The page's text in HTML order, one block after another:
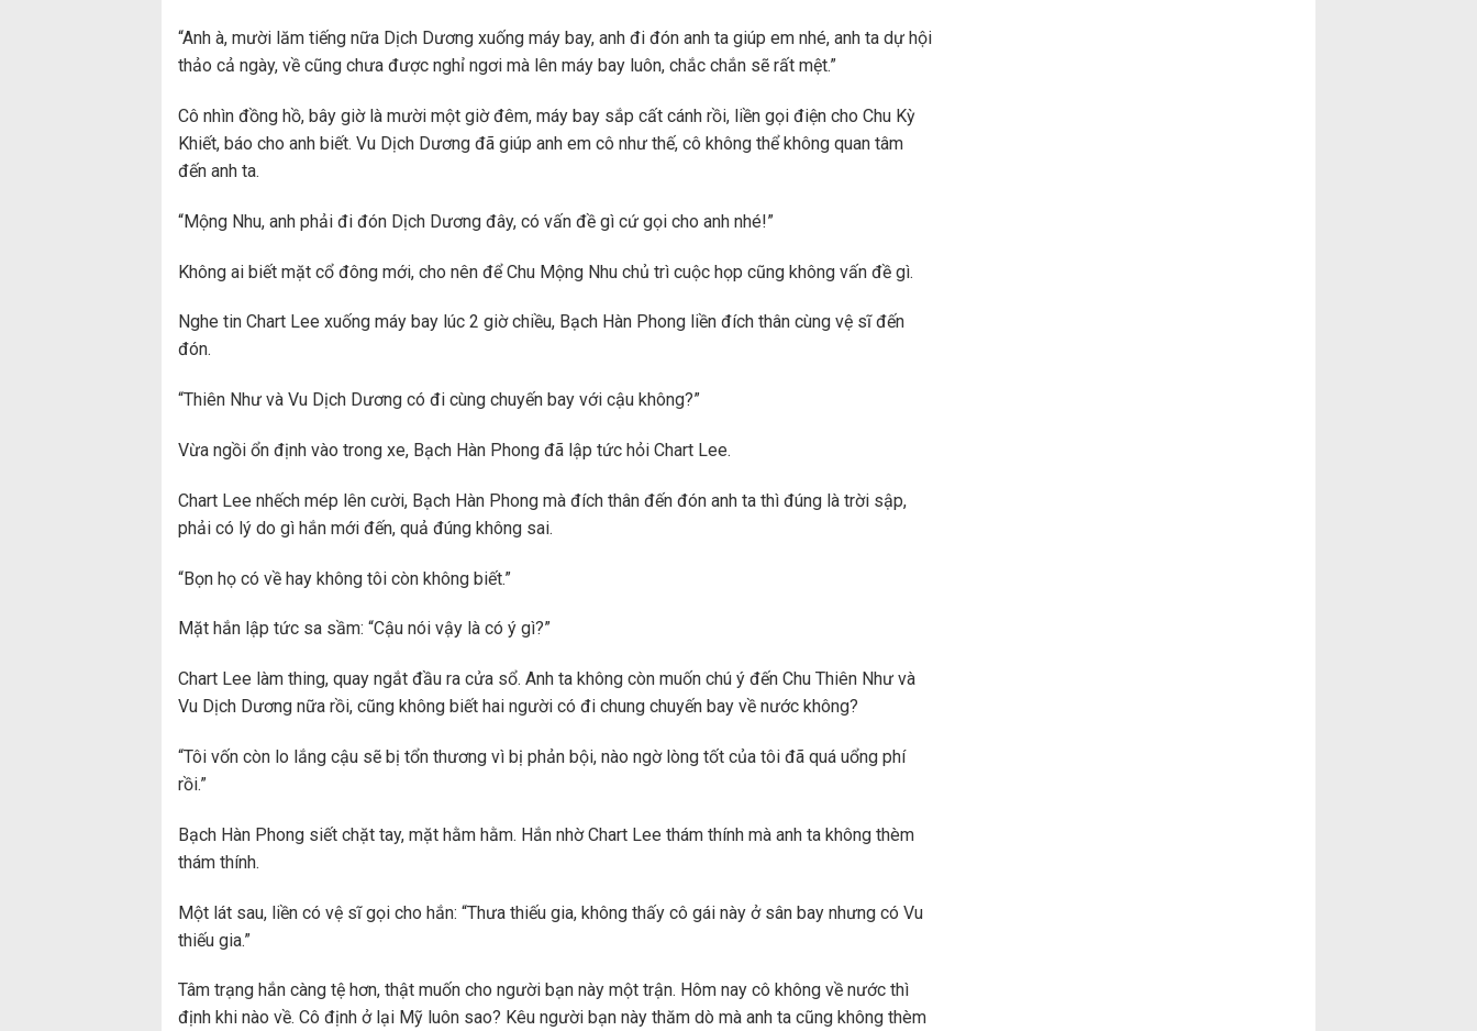
“Anh à, mười lăm tiếng nữa Dịch Dương xuống máy bay, anh đi đón anh ta giúp em nhé, anh ta dự hội
thảo cả ngày, về cũng chưa được nghỉ ngơi mà lên máy bay luôn, chắc chắn sẽ rất mệt.”
Cô nhìn đồng hồ, bây giờ là mười một giờ đêm, máy bay sắp cất cánh rồi, liền gọi điện cho Chu Kỳ
Khiết, báo cho anh biết. Vu Dịch Dương đã giúp anh em cô như thế, cô không thể không quan tâm
đến anh ta.
“Mộng Nhu, anh phải đi đón Dịch Dương đây, có vấn đề gì cứ gọi cho anh nhé!”
Không ai biết mặt cổ đông mới, cho nên để Chu Mộng Nhu chủ trì cuộc họp cũng không vấn đề gì.
Nghe tin Chart Lee xuống máy bay lúc 2 giờ chiều, Bạch Hàn Phong liền đích thân cùng vệ sĩ đến
đón.
“Thiên Như và Vu Dịch Dương có đi cùng chuyến bay với cậu không?”
Vừa ngồi ổn định vào trong xe, Bạch Hàn Phong đã lập tức hỏi Chart Lee.
Chart Lee nhếch mép lên cười, Bạch Hàn Phong mà đích thân đến đón anh ta thì đúng là trời sập,
phải có lý do gì hắn mới đến, quả đúng không sai.
“Bọn họ có về hay không tôi còn không biết.”
Mặt hắn lập tức sa sầm: “Cậu nói vậy là có ý gì?”
Chart Lee làm thing, quay ngắt đầu ra cửa sổ. Anh ta không còn muốn chú ý đến Chu Thiên Như và
Vu Dịch Dương nữa rồi, cũng không biết hai người có đi chung chuyến bay về nước không?
“Tôi vốn còn lo lắng cậu sẽ bị tổn thương vì bị phản bội, nào ngờ lòng tốt của tôi đã quá uổng phí
rồi.”
Bạch Hàn Phong siết chặt tay, mặt hằm hằm. Hắn nhờ Chart Lee thám thính mà anh ta không thèm
thám thính.
Một lát sau, liền có vệ sĩ gọi cho hắn: “Thưa thiếu gia, không thấy cô gái này ở sân bay nhưng có Vu
thiếu gia.”
Tâm trạng hắn càng tệ hơn, thật muốn cho người bạn này một trận. Hôm nay cô không về nước thì
định khi nào về. Cô định ở lại Mỹ luôn sao? Kêu người bạn này thăm dò mà anh ta cũng không thèm